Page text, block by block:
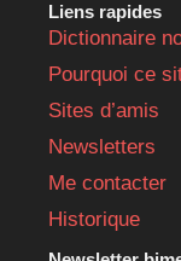
Liens rapides
Dictionnaire
Pourquoi ce
Sites d’amis
Newsletters
Me contacter
Historique